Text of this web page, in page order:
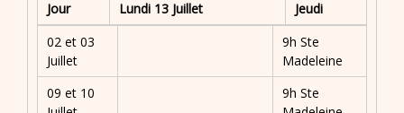
Jour Lundi 13 Juillet
Jeudi
02 et 03
Juillet
9h Ste
Madeleine
09 et 10
9h Ste